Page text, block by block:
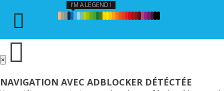
I'M A LEGEND !
×
NAVIGATION AVEC ADBLOCKER DÉTÉCTÉE